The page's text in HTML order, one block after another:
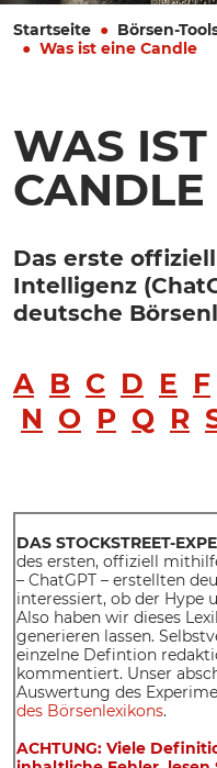
Startseite Börsen-
Was ist eine Candle
WAS
CANDLE
Das erste
Intelligenz
deutsche
A B C D E F
N O P Q R
DAS STOCKSTREET-
des ersten, offiziell
– ChatGPT – erstellten
interessiert, ob der Hype
Also haben wir dieses
generieren lassen.
einzelne Defintion
kommentiert. Unser
Auswertung des
des Börsenlexikons.
ACHTUNG: Viele